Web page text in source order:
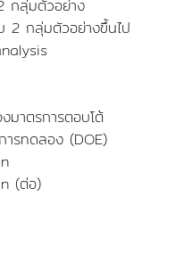
กลุ่มตัวอย่าง
2 กลุ่มตัวอย่างขึ้นไป
มาตรการตอบโต้
รทดลอง (DOE)
(ต่อ)